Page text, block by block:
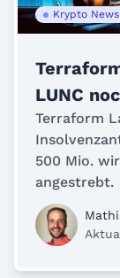
Krypto
LUNC
Terraform
500 Mio.
angestrebt.